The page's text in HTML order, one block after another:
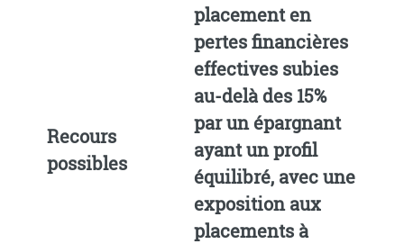
Recours
possibles
placement en
pertes financières
effectives subies
au-delà des 15%
par un épargnant
ayant un profil
équilibré, avec une
exposition aux
placements à